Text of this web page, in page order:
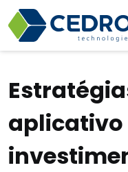
aplicativo